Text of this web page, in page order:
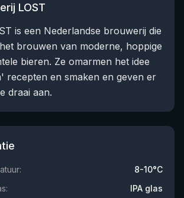
LOST
is een Nederlandse brouwerij die
brouwen van moderne, hoppige
bieren. Ze omarmen het idee
recepten en smaken en geven er
draai aan.
8-10°C
IPA glas